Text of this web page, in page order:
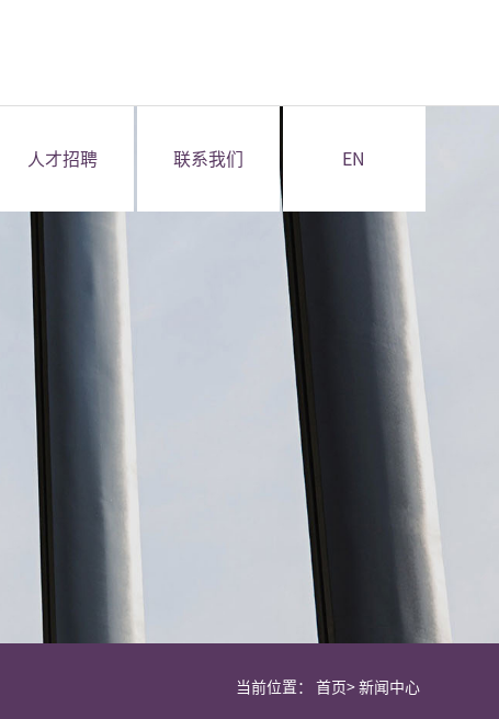
人才招聘 联系我们 EN
当前位置： 首页> 新闻中心